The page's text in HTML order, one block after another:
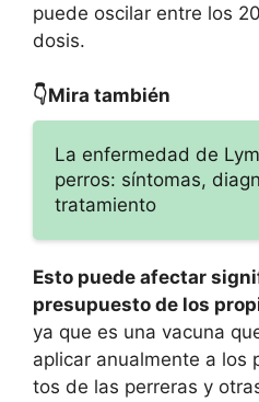
puede oscilar entre los
dosis.
👇Mira también
La enfermedad de
perros: síntomas,
tratamiento
Esto puede afectar
presupuesto de los
ya que es una vacuna
aplicar anualmente a los
tos de las perreras y